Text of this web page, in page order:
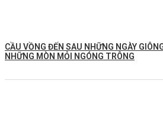
CẦU VỒNG ĐẾN SAU NHỮNG NGÀY
NHỮNG MÒN MỎI NGÓNG TRÔNG